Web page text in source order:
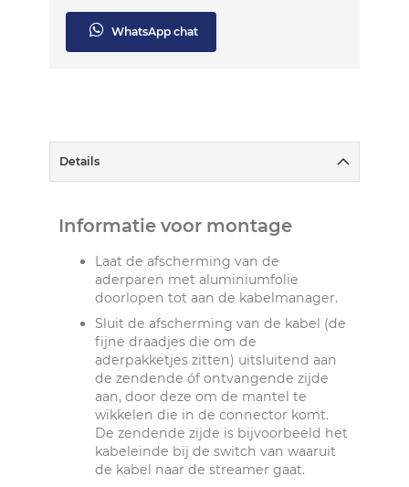
WhatsApp chat
Details
Informatie voor montage
Laat de afscherming van de
aderparen met aluminiumfolie
doorlopen tot aan de kabelmanager.
Sluit de afscherming van de kabel (de
fijne draadjes die om de
aderpakketjes zitten) uitsluitend aan
de zendende óf ontvangende zijde
aan, door deze om de mantel te
wikkelen die in de connector komt.
De zendende zijde is bijvoorbeeld het
kabeleinde bij de switch van waaruit
de kabel naar de streamer gaat.